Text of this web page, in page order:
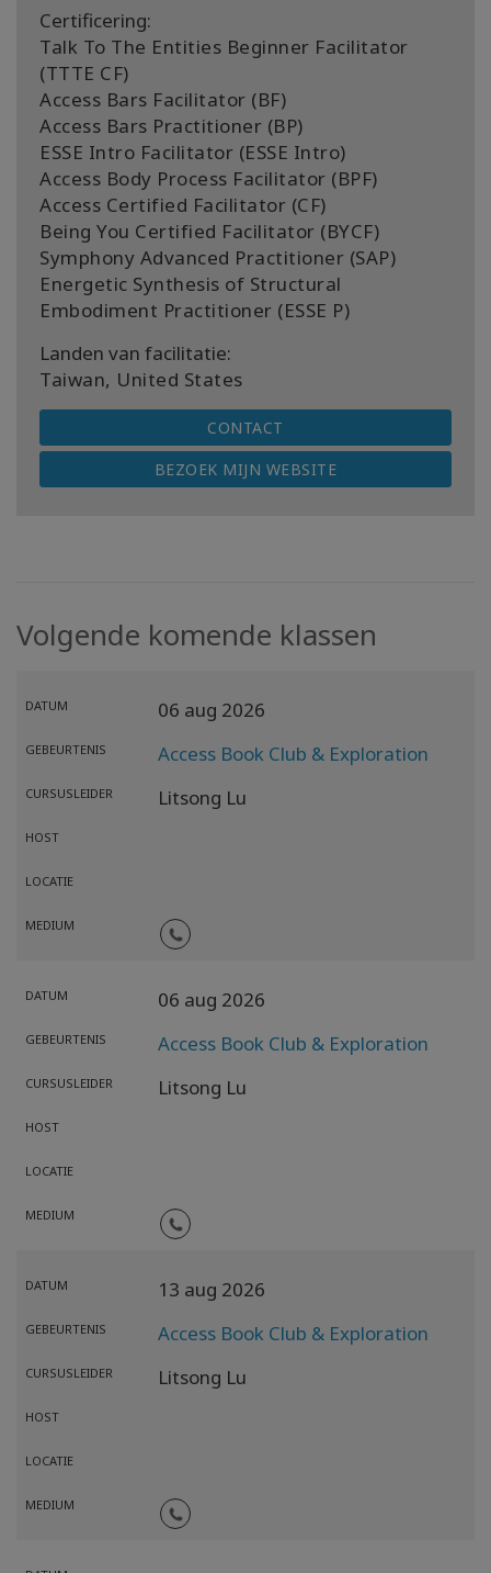
Certificering:
Talk To The Entities Beginner Facilitator
(TTTE CF)
Access Bars Facilitator (BF)
Access Bars Practitioner (BP)
ESSE Intro Facilitator (ESSE Intro)
Access Body Process Facilitator (BPF)
Access Certified Facilitator (CF)
Being You Certified Facilitator (BYCF)
Symphony Advanced Practitioner (SAP)
Energetic Synthesis of Structural
Embodiment Practitioner (ESSE P)
Landen van facilitatie:
Taiwan, United States
CONTACT
BEZOEK MIJN WEBSITE
Volgende komende klassen
DATUM 06 aug 2026
GEBEURTENIS Access Book Club & Exploration
CURSUSLEIDER Litsong Lu
HOST
LOCATIE
MEDIUM
DATUM 06 aug 2026
GEBEURTENIS Access Book Club & Exploration
CURSUSLEIDER Litsong Lu
HOST
LOCATIE
MEDIUM
DATUM 13 aug 2026
GEBEURTENIS Access Book Club & Exploration
CURSUSLEIDER Litsong Lu
HOST
LOCATIE
MEDIUM